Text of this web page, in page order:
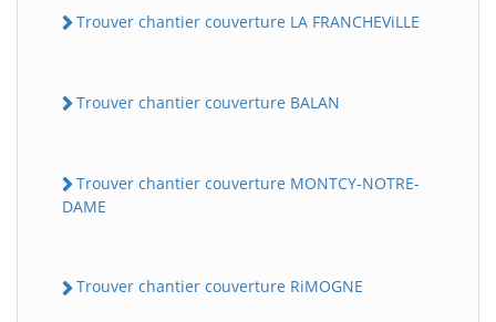
Trouver chantier couverture LA FRANCHEViLLE
Trouver chantier couverture BALAN
Trouver chantier couverture MONTCY-NOTRE-
DAME
Trouver chantier couverture RiMOGNE